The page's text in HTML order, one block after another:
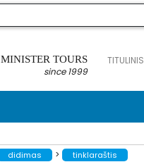
MINISTER TOURS
since 1999
TITULINIS
didimas > tinklaraštis